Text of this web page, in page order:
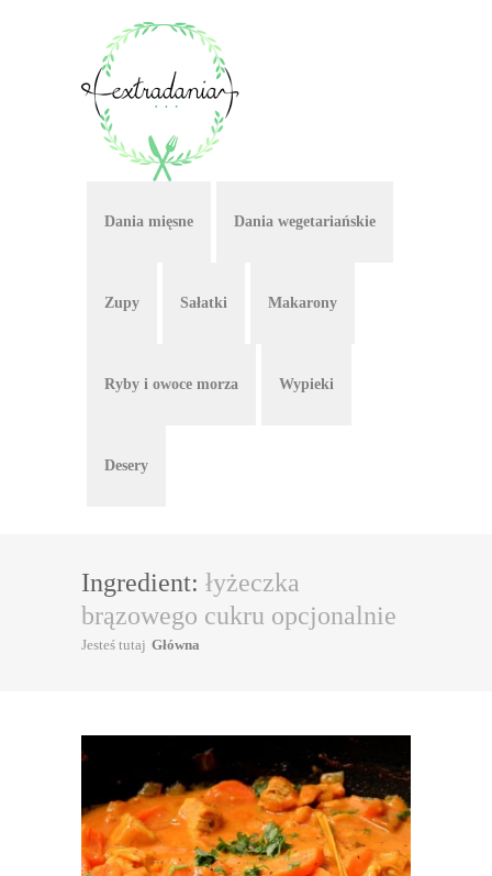
Dania mięsne Dania wegetariańskie
Zupy Sałatki Makarony
Ryby i owoce morza Wypieki
Desery
Ingredient: łyżeczka
brązowego cukru opcjonalnie
Jesteś tutaj Główna